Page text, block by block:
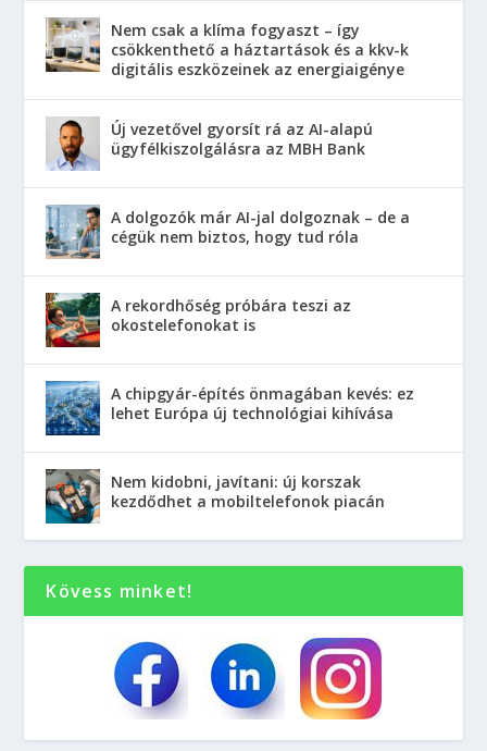
Nem csak a klíma fogyaszt – így
csökkenthető a háztartások és a kkv-k
digitális eszközeinek az energiaigénye
Új vezetővel gyorsít rá az AI-alapú
ügyfélkiszolgálásra az MBH Bank
A dolgozók már AI-jal dolgoznak – de a
cégük nem biztos, hogy tud róla
A rekordhőség próbára teszi az
okostelefonokat is
A chipgyár-építés önmagában kevés: ez
lehet Európa új technológiai kihívása
Nem kidobni, javítani: új korszak
kezdődhet a mobiltelefonok piacán
Kövess minket!